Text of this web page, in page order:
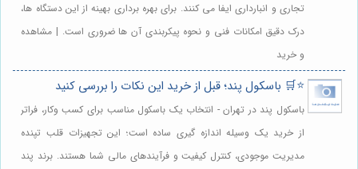
تجاری و انبارداری ایفا می کنند. برای بهره برداری بهینه از این دستگاه ها،
درک دقیق امکانات فنی و نحوه پیکربندی آن ها ضروری است. | مشاهده
و خرید
⭐️🛒 باسکول پند؛ قبل از خرید این نکات را بررسی کنید
باسکول پند در تهران - انتخاب یک باسکول مناسب برای کسب وکار، فراتر
از خرید یک وسیله اندازه گیری ساده است؛ این تجهیزات قلب تپنده
مدیریت موجودی، کنترل کیفیت و فرآیندهای مالی شما هستند. برند پند